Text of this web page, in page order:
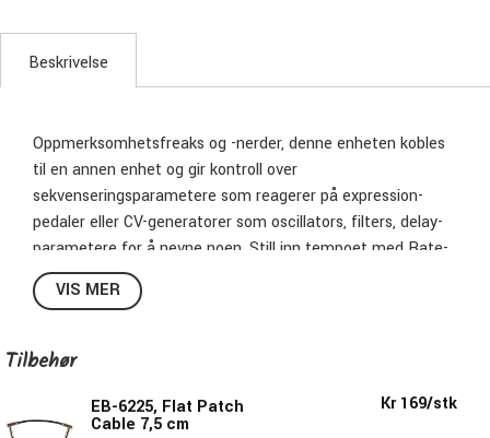
Beskrivelse
Oppmerksomhetsfreaks og -nerder, denne enheten kobles
til en annen enhet og gir kontroll over
sekvenseringsparametere som reagerer på expression-
pedaler eller CV-generatorer som oscillators, filters, delay-
parametere for å nevne noen. Still inn tempoet med Rate-
glidebryteren eller Tap Tempo-switchen, eller synkroniser
med en trommemaskin eller DAW via MIDI-klokke. Seks Tap
glede for tweaks-entusiaster!
Controller for å utvide til 100 preset!
VIS MER
Tilbehør
EB-6225, Flat Patch
Cable 7,5 cm
Kr 169/stk